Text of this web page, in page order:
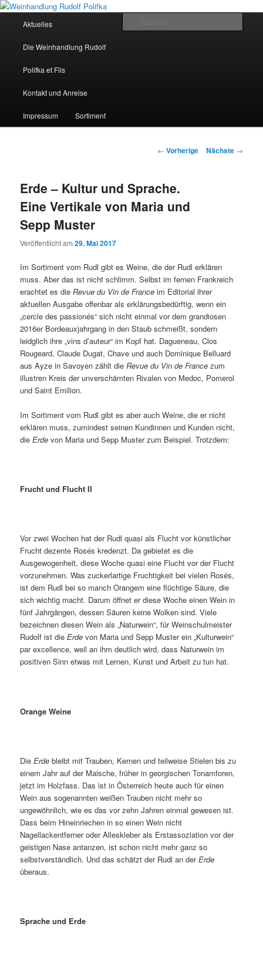
Weinhandlung Rudolf Polifka
Zum Inhalt wechseln
Aktuelles
Die Weinhandlung Rudolf
Polifka et Fils
Kontakt und Anreise
Impressum Sortiment
Artikelnavigation
← Vorherige Nächste →
Erde – Kultur und Sprache.
Eine Vertikale von Maria und
Sepp Muster
Veröffentlicht am29. Mai 2017
Im Sortiment vom Rudl gibt es Weine, die der Rudl erklären
muss. Aber das ist nicht schlimm. Selbst im fernen Frankreich
erachtet es dieRevue du Vin de Franceim Editorial ihrer
aktuellen Ausgabe offenbar als erklärungsbedürftig, wenn ein
„cercle des passionés“ sich nicht einmal vor dem grandiosen
2016er Bordeauxjahrgang in den Staub schmeißt, sondern
leidglich ihre „vins d’auteur“ im Kopf hat. Dagueneau, Clos
Rougeard, Claude Dugat, Chave und auch Dominique Belluard
aus Ayze in Savoyen zählt dieRevue du Vin de France zum
illustren Kreis der unverschämten Rivalen von Medoc, Pomerol
und Saint Emilion.
Im Sortiment vom Rudl gibt es aber auch Weine, die er nicht
erklären muss, zumindest seinen Kundinnen und Kunden nicht,
dieErdevon Maria und Sepp Muster zum Beispiel. Trotzdem:
Frucht und Flucht II
Vor zwei Wochen hat der Rudl quasi als Flucht vor künstlicher
Frucht dezente Rosés kredenzt. Da gebietet es die
Ausgewogenheit, diese Woche quasi eine Flucht vor der Flucht
vorzunehmen. Was zuckerlartige Fruchtigkeit bei vielen Rosés,
ist dem Rudl bei so manch Orangem eine flüchtige Säure, die
sich wichtig macht. Darum öffnet er diese Woche einen Wein in
fünf Jahrgängen, dessen Säuren keine Wolken sind. Viele
bezeichnen diesen Wein als „Naturwein“, für Weinschulmeister
Rudolf ist dieErde von Maria und Sepp Muster ein „Kulturwein“
par excellence, weil an ihm deutlich wird, dass Naturwein im
positiven Sinn etwas mit Lernen, Kunst und Arbeit zu tun hat.
Orange Weine
DieErdebleibt mit Trauben, Kernen und teilweise Stielen bis zu
einem Jahr auf der Maische, früher in georgischen Tonamforen,
jetzt im Holzfass. Das ist in Österreich heute auch für einen
Wein aus sogenannten weißen Trauben nicht mehr so
ungewöhnlich, wie es das vor zehn Jahren einmal gewesen ist.
Dass beim Hineinriechen in so einen Wein nicht
Nagellackentferner oder Alleskleber als Erstassoziation vor der
geistigen Nase antanzen, ist schon nicht mehr ganz so
selbstverständlich. Und das schätzt der Rudl an derErde
überaus.
Sprache und Erde